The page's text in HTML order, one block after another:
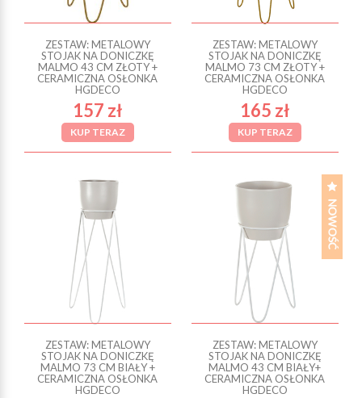
ZESTAW: METALOWY
STOJAK NA DONICZKĘ
MALMO 43 CM ZŁOTY +
CERAMICZNA OSŁONKA
HGDECO
157 zł
KUP TERAZ
ZESTAW: METALOWY
STOJAK NA DONICZKĘ
MALMO 73 CM ZŁOTY +
CERAMICZNA OSŁONKA
HGDECO
165 zł
KUP TERAZ
ZESTAW: METALOWY
STOJAK NA DONICZKĘ
MALMO 73 CM BIAŁY +
CERAMICZNA OSŁONKA
HGDECO
ZESTAW: METALOWY
STOJAK NA DONICZKĘ
MALMO 43 CM BIAŁY+
CERAMICZNA OSŁONKA
HGDECO